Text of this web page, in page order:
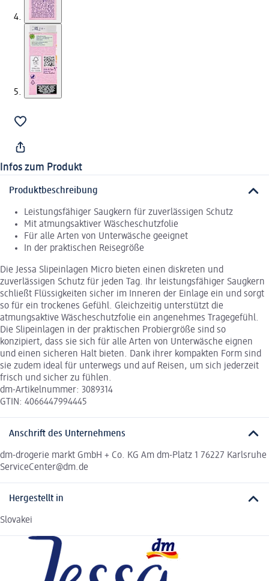
Infos zum Produkt
Produktbeschreibung
Leistungsfähiger Saugkern für zuverlässigen Schutz
Mit atmungsaktiver Wäscheschutzfolie
Für alle Arten von Unterwäsche geeignet
In der praktischen Reisegröße
Die Jessa Slipeinlagen Micro bieten einen diskreten und
zuverlässigen Schutz für jeden Tag. Ihr leistungsfähiger Saugkern
schließt Flüssigkeiten sicher im Inneren der Einlage ein und sorgt
so für ein trockenes Gefühl. Gleichzeitig unterstützt die
atmungsaktive Wäscheschutzfolie ein angenehmes Tragegefühl.
Die Slipeinlagen in der praktischen Probiergröße sind so
konzipiert, dass sie sich für alle Arten von Unterwäsche eignen
und einen sicheren Halt bieten. Dank ihrer kompakten Form sind
sie zudem ideal für unterwegs und auf Reisen, um sich jederzeit
frisch und sicher zu fühlen.
dm-Artikelnummer: 3089314
GTIN: 4066447994445
Anschrift des Unternehmens
dm-drogerie markt GmbH + Co. KG Am dm-Platz 1 76227 Karlsruhe
ServiceCenter@dm.de
Hergestellt in
Slovakei